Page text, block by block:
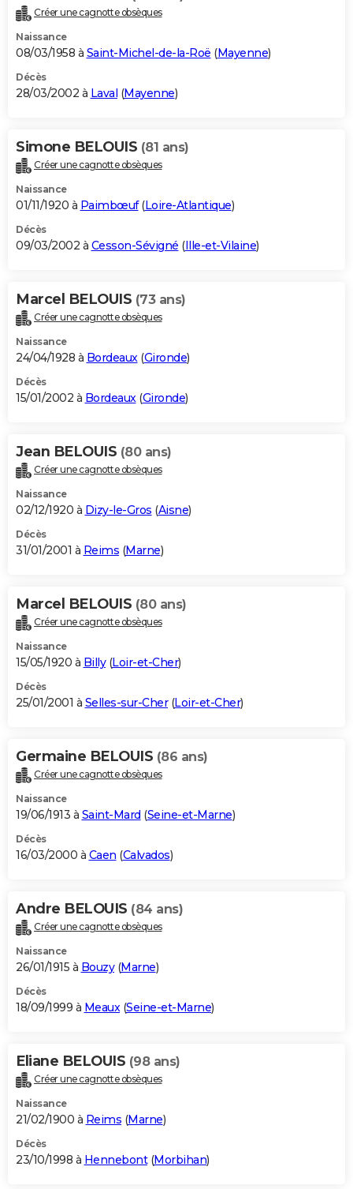
Créer une cagnotte obsèques
Naissance
08/03/1958 à Saint-Michel-de-la-Roë (Mayenne)
Décès
28/03/2002 à Laval (Mayenne)
Simone BELOUIS (81 ans)
Créer une cagnotte obsèques
Naissance
01/11/1920 à Paimbœuf(Loire-Atlantique)
Décès
09/03/2002 à Cesson-Sévigné (Ille-et-Vilaine)
Marcel BELOUIS (73 ans)
Créer une cagnotte obsèques
Naissance
24/04/1928 à Bordeaux(Gironde)
Décès
15/01/2002 à Bordeaux(Gironde)
Jean BELOUIS (80 ans)
Créer une cagnotte obsèques
Naissance
02/12/1920 à Dizy-le-Gros (Aisne)
Décès
31/01/2001 à Reims (Marne)
Marcel BELOUIS (80 ans)
Créer une cagnotte obsèques
Naissance
15/05/1920 à Billy(Loir-et-Cher)
Décès
25/01/2001 à Selles-sur-Cher(Loir-et-Cher)
Germaine BELOUIS (86 ans)
Créer une cagnotte obsèques
Naissance
19/06/1913 à Saint-Mard (Seine-et-Marne)
Décès
16/03/2000 à Caen (Calvados)
Andre BELOUIS (84 ans)
Créer une cagnotte obsèques
Naissance
26/01/1915 à Bouzy(Marne)
Décès
18/09/1999 à Meaux(Seine-et-Marne)
Eliane BELOUIS (98 ans)
Créer une cagnotte obsèques
Naissance
21/02/1900 à Reims (Marne)
Décès
23/10/1998 à Hennebont(Morbihan)